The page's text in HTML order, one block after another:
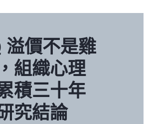
溢價不是雞
組織心理
積三十年
究結論